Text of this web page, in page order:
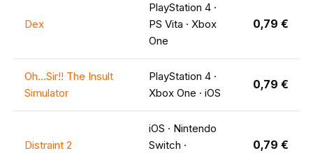
Dex
PlayStation 4 ·
PS Vita · Xbox
One
0,79 €
Oh...Sir!! The Insult
Simulator
PlayStation 4 ·
Xbox One · iOS
0,79 €
Distraint 2
iOS · Nintendo
Switch ·
0,79 €